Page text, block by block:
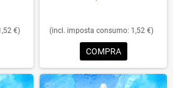
€) (incl. imposta consumo: 1,52 €)
COMPRA